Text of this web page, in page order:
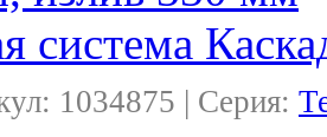
система
1034875 | Серия: